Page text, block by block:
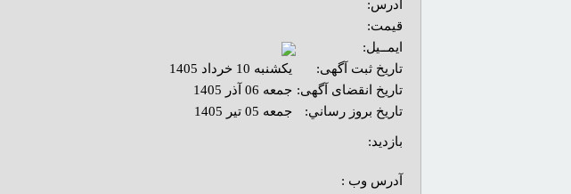
آدرس:
قیمت:
ایمــیل:
تاریخ ثبت آگهی:
یکشنبه 10 خرداد 1405
تاریخ انقضای آگهی: جمعه 06 آذر 1405
تاريخ بروز رساني:
جمعه 05 تیر 1405
بازديد:
آدرس وب :‌